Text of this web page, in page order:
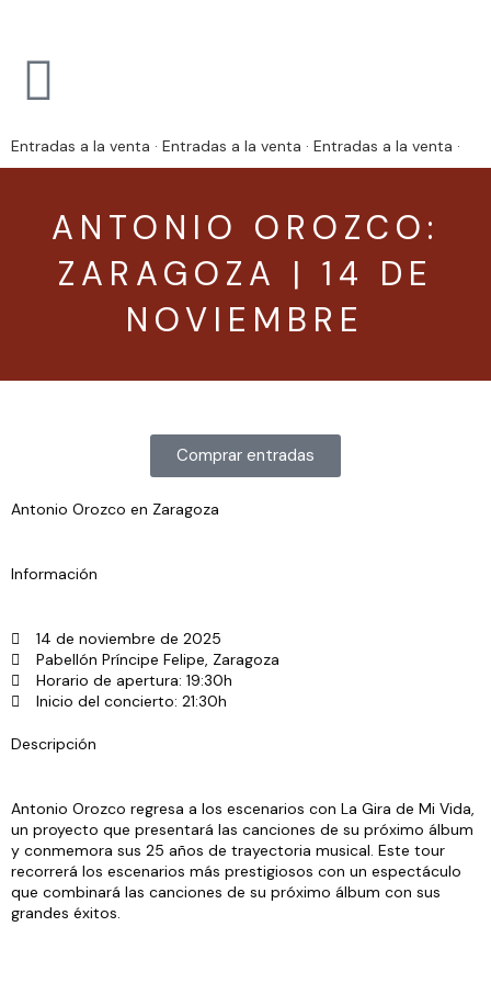
Entradas a la venta · Entradas a la venta · Entradas a la venta ·
ANTONIO OROZCO:
ZARAGOZA | 14 DE
NOVIEMBRE
Comprar entradas
Antonio Orozco en Zaragoza
Información
14 de noviembre de 2025
Pabellón Príncipe Felipe, Zaragoza
Horario de apertura: 19:30h
Inicio del concierto: 21:30h
Descripción
Antonio Orozco regresa a los escenarios con La Gira de Mi Vida,
un proyecto que presentará las canciones de su próximo álbum
y conmemora sus 25 años de trayectoria musical. Este tour
recorrerá los escenarios más prestigiosos con un espectáculo
que combinará las canciones de su próximo álbum con sus
grandes éxitos.